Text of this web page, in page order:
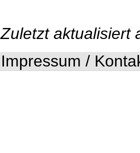
Zuletzt aktualisiert
Impressum /